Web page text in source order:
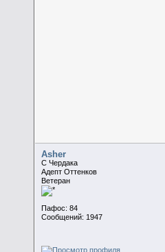
Asher
C Чердака
Адепт Оттенков
Ветеран
Пафос: 84
Сообщений: 1947